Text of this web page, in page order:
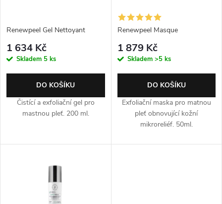
Renewpeel Gel Nettoyant
1 634 Kč
Skladem 5 ks
DO KOŠÍKU
Čistící a exfoliační gel pro
mastnou pleť. 200 ml.
Renewpeel Masque
1 879 Kč
Skladem >5 ks
DO KOŠÍKU
Exfoliační maska pro matnou
pleť obnovující kožní
mikroreliéf. 50ml.